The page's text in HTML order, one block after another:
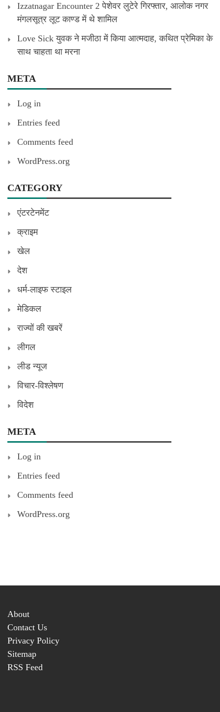
Izzatnagar Encounter 2 पेशेवर लुटेरे गिरफ्तार, आलोक नगर
मंगलसूत्र लूट काण्‍ड में थे शामिल
Love Sick युवक ने मजीठा में किया आत्मदाह, कथित प्रेमिका के
साथ चाहता था मरना
META
Log in
Entries feed
Comments feed
WordPress.org
CATEGORY
एंटरटेनमेंट
क्राइम
खेल
देश
धर्म-लाइफ स्टाइल
मेडिकल
राज्यों की खबरें
लीगल
लीड न्यूज
विचार-विश्लेषण
विदेश
META
Log in
Entries feed
Comments feed
WordPress.org
About
Contact Us
Privacy Policy
Sitemap
RSS Feed